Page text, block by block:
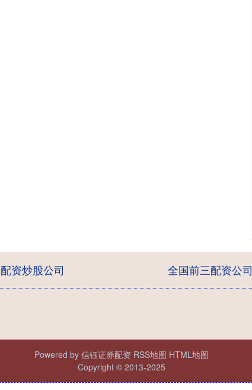
配资炒股公司 全国前三配资公司
Powered by 信钰证券配资 RSS地图 HTML地图
Copyright © 2013-2025